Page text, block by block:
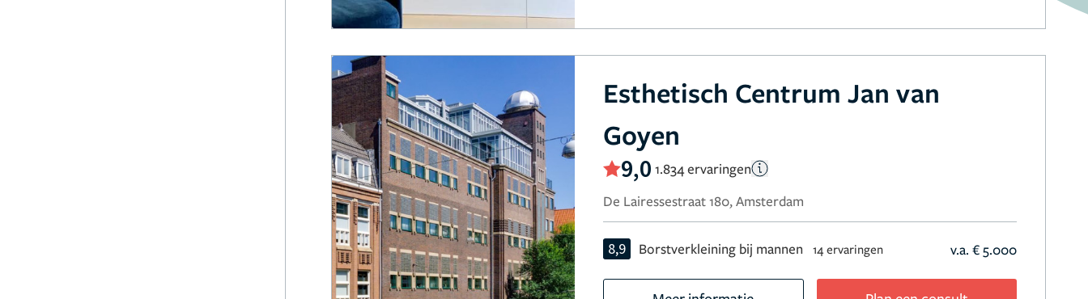
Esthetisch Centrum Jan van
Goyen
9,0 1.834 ervaringen
De Lairessestraat 180, Amsterdam
8,9 Borstverkleining bij mannen 14 ervaringen v.a. € 5.000